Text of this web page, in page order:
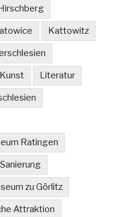
Hirschberg
Kattowitz
Kunst Literatur
Ratingen
Sanierung
zu Görlitz
Attraktion